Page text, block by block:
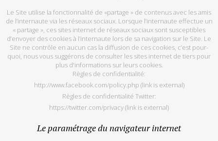
Le Site uti­lise la fonc­tion­na­lité de «par­tage » de conte­nus avec les amis
de l’in­ter­naute via les ré­seaux so­ciaux. Lorsque l’in­ter­naute ef­fec­tue un
« par­tage », ces sites in­ter­net de ré­seaux so­ciaux sont sus­cep­tibles
d’en­voyer des co­okies à l’in­ter­naute lors de sa na­vi­ga­tion sur le Site. Le
Site ne contrôle en au­cun cas la dif­fu­sion de ces co­okies, c’est pour­
quoi, nous vous sug­gé­rons de consul­ter les sites in­ter­net de tiers pour
plus d'in­for­ma­tions sur leurs co­okies.
Règles de confi­den­tia­lité:
http://www.facebook.com/policy.php (link is external)
Règles de confi­den­tia­lité Twit­ter:
https://twitter.com/privacy(link is external)
Le pa­ra­mé­trage du na­vi­ga­teur in­ter­net